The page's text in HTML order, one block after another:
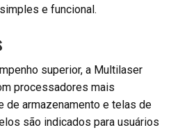
e funcional.
superior, a Multilaser
processadores mais
de armazenamento e telas de
são indicados para usuários